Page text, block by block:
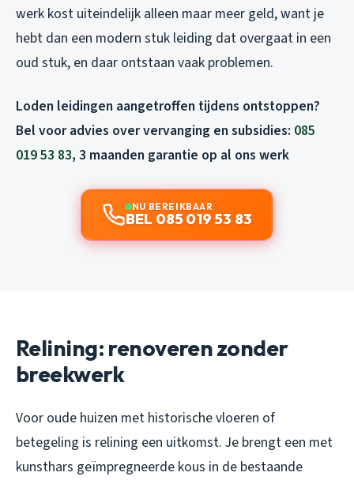
werk kost uiteindelijk alleen maar meer geld, want je
hebt dan een modern stuk leiding dat overgaat in een
oud stuk, en daar ontstaan vaak problemen.
Loden leidingen aangetroffen tijdens ontstoppen?
Bel voor advies over vervanging en subsidies: 085
019 53 83, 3 maanden garantie op al ons werk
NU BEREIKBAAR
BEL 085 019 53 83
Relining: renoveren zonder
breekwerk
Voor oude huizen met historische vloeren of
betegeling is relining een uitkomst. Je brengt een met
kunsthars geïmpregneerde kous in de bestaande